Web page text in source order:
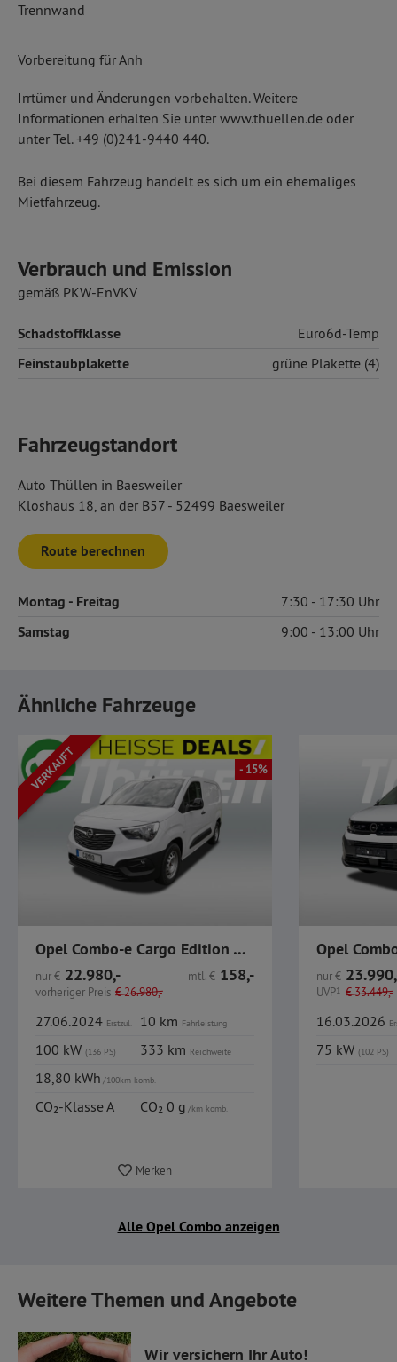
Trennwand
Vorbereitung für Anh
Irrtümer und Änderungen vorbehalten. Weitere
Informationen erhalten Sie unter www.thuellen.de oder
unter Tel. +49 (0)241-9440 440.
Bei diesem Fahrzeug handelt es sich um ein ehemaliges
Mietfahrzeug.
Verbrauch und Emission
gemäß PKW-EnVKV
Schadstoffklasse Euro6d-Temp
Feinstaubplakette grüne Plakette (4)
Fahrzeugstandort
Auto Thüllen in Baesweiler
Kloshaus 18, an der B57 - 52499 Baesweiler
Route berechnen
Montag - Freitag 7:30 17:30
Samstag 9:00 13:00
Ähnliche Fahrzeuge
VERKAUFT - 15%
Opel Combo-e Cargo Edition XL DAB PDC Cargo-Paket
nur€ 22.980,-
vorheriger Preis €26.980,-
mtl.€ 158,-
27.06.2024 Erstzul. 10 km Fahrleistung
100 kW (136 PS) 333 km Reichweite
18,80 kWh/100km komb.
CO₂-Klasse A CO₂ 0 g/km komb.
Merken
nur€
UVP1 €33.449,-
16.03.2026
75 kW (102 PS)
Alle Opel Combo anzeigen
Weitere Themen und Angebote
Wir versichern Ihr Auto!